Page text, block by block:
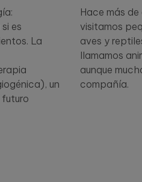
es
La
un
Hace más
visitamos
aves y
llamamos
aunque
compañía.